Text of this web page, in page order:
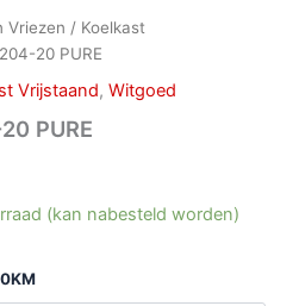
Vriezen / Koelkast
20 PURE
Vrijstaand, Witgoed
PURE
(kan nabesteld worden)